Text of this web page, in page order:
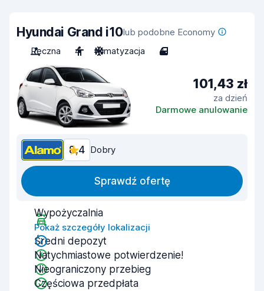
Hyundai Grand i10lub podobne Economy
Ręczna
4 Klimatyzacja 4
101,43 zł
za dzień
Darmowe anulowanie
8,4 Dobry
Sprawdź ofertę
Wypożyczalnia
Pokaż szczegóły lokalizacji
Średni depozyt
Natychmiastowe potwierdzenie!
Nieograniczony przebieg
Częściowa przedpłata